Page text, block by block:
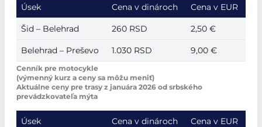
Cenník pre motocykle
(výmenný kurz a ceny sa môžu meniť)
Aktuálne ceny pre trasy z januára 2026 od srbského
prevádzkovateľa mýta
Úsek Cena v dinároch Cena v EUR
Šid – Belehrad 260 RSD 2,50 €
Belehrad – Preševo 1.030 RSD 9,00 €
Úsek Cena v dinároch Cena v EUR